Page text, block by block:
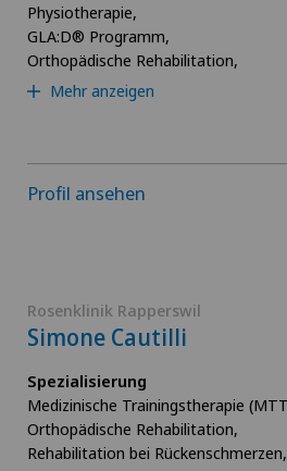
Physiotherapie,
GLA:D® Programm,
Orthopädische Rehabilitation,
Mehr anzeigen
Profil ansehen
Rosenklinik Rapperswil
Simone Cautilli
Spezialisierung
Medizinische Trainingstherapie
Orthopädische Rehabilitation,
Rehabilitation bei Rückenschmerzen,